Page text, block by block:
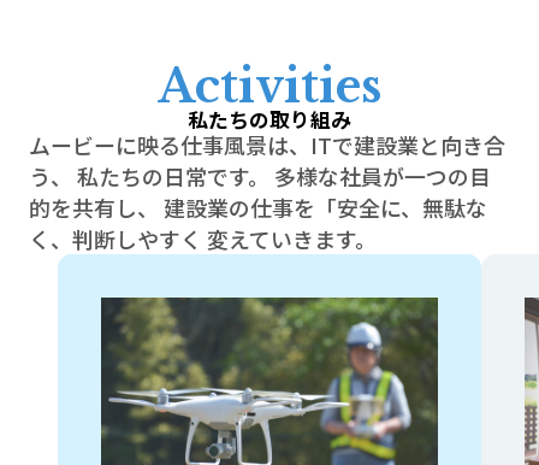
Activities
私たちの取り組み
ムービーに映る仕事風景は、ITで建設業と向き合
う、
私たちの日常です。
多様な社員が一つの目
的を共有し、
建設業の仕事を「安全に、無駄な
く、判断しやすく 変えていきます。